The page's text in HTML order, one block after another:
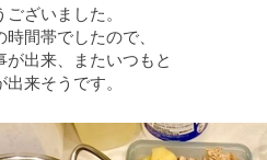
ざいました。
間帯でしたので、
出来、またいつもと
来そうです。
くお願い致します。